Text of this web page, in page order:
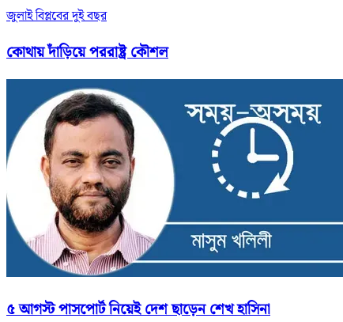
জুলাই বিপ্লবের দুই বছর
কোথায় দাঁড়িয়ে পররাষ্ট্র কৌশল
৫ আগস্ট পাসপোর্ট নিয়েই দেশ ছাড়েন শেখ হাসিনা